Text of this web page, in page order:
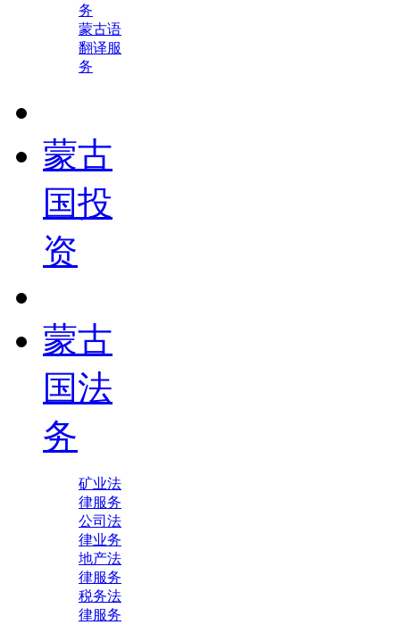
务
蒙古语
翻译服
务
蒙古
国投
资
蒙古
国法
务
矿业法
律服务
公司法
律业务
地产法
律服务
税务法
律服务